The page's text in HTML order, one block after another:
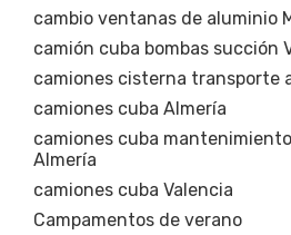
cambio ventanas de aluminio
camión cuba bombas succión
camiones cisterna transporte
camiones cuba Almería
camiones cuba
Almería
camiones cuba Valencia
Campamentos de verano